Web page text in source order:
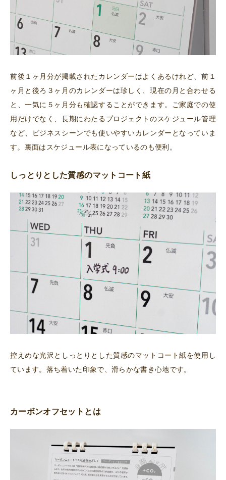
前後１ヶ月分が掲載されたカレンダーはよくあるけれど、前１
ヶ月と後ろ３ヶ月のカレンダーは珍しく、現在の月と合わせる
と、一気に５ヶ月分も確認することができます。ご家庭での使
用だけでなく、長期にわたるプロジェクトのスケジュール管理
など、ビジネスシーンでも使いやすいカレンダーとなっていま
す。裏面はスケジュール表になっているのも便利。
しっとりとした質感のマットコート紙
控えめな光沢としっとりとした質感のマットコート紙を使用し
ています。落ち着いた印象で、滑らかな書き心地です。
カーボンオフセットとは